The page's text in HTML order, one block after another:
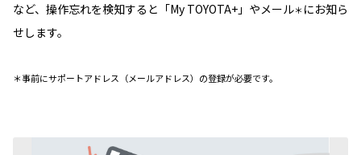
など、操作忘れを検知すると「My TOYOTA+」やメール＊にお知ら
せします。
＊事前にサポートアドレス（メールアドレス）の登録が必要です。